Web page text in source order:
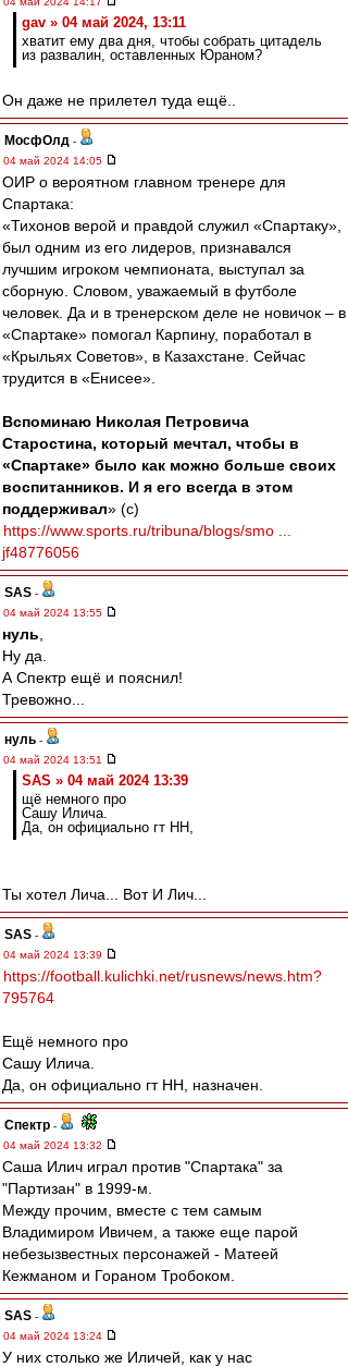
gav » 04 май 2024, 13:11
хватит ему два дня, чтобы собрать цитадель
из развалин, оставленных Юраном?
Он даже не прилетел туда ещё..
МосфОлд -
04 май 2024 14:05
ОИР о вероятном главном тренере для
Спартака:
«Тихонов верой и правдой служил «Спартаку»,
был одним из его лидеров, признавался
лучшим игроком чемпионата, выступал за
сборную. Словом, уважаемый в футболе
человек. Да и в тренерском деле не новичок – в
«Спартаке» помогал Карпину, поработал в
«Крыльях Советов», в Казахстане. Сейчас
трудится в «Енисее».
Вспоминаю Николая Петровича
Старостина, который мечтал, чтобы в
«Спартаке» было как можно больше своих
воспитанников. И я его всегда в этом
поддерживал» (с)
https://www.sports.ru/tribuna/blogs/smo ...
jf48776056
SAS -
04 май 2024 13:55
нуль
Ну да.
А Спектр ещё и пояснил!
Тревожно...
нуль -
04 май 2024 13:51
SAS » 04 май 2024 13:39
щё немного про
Сашу Илича.
Да, он официально гт НН,
Ты хотел Лича... Вот И Лич...
SAS -
04 май 2024 13:39
https://football.kulichki.net/rusnews/news.htm?
795764
Ещё немного про
Сашу Илича.
Да, он официально гт НН, назначен.
Спектр -
04 май 2024 13:32
Саша Илич играл против "Спартака" за
"Партизан" в 1999-м.
Между прочим, вместе с тем самым
Владимиром Ивичем, а также еще парой
небезызвестных персонажей - Матеей
Кежманом и Гораном Тробоком.
SAS -
04 май 2024 13:24
У них столько же Иличей, как у нас